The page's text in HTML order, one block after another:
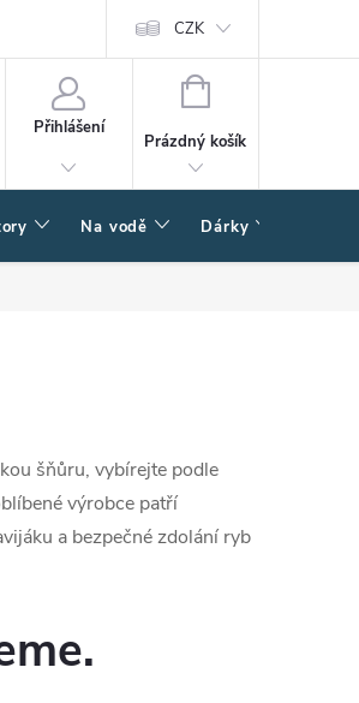
CZK
Přihlášení
NÁKUPNÍ
Prázdný košík
Na vodě Dárky
šňůru, vybírejte podle
výrobce patří
a bezpečné zdolání ryb